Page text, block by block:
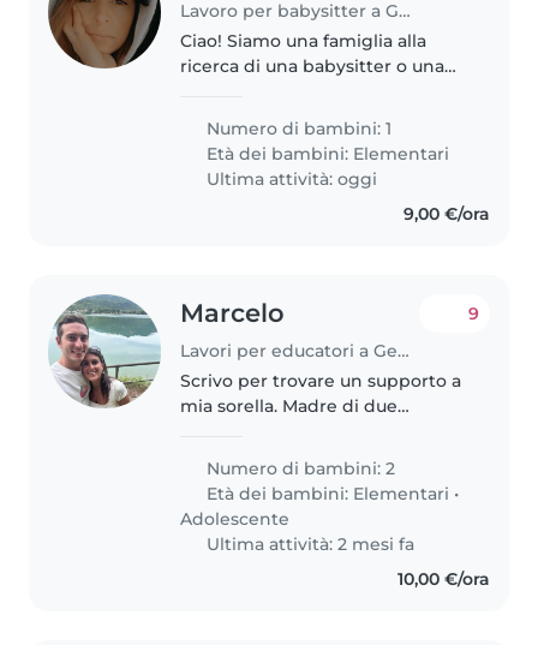
Lavoro per babysitter a Genova
Ciao! Siamo una famiglia alla
ricerca di una babysitter o una
bambino di 8 anni, che è
energico, amichevole e
affettuoso. Cerchiamo qualcuno
Numero di bambini: 1
Età dei bambini: Elementari
Ultima attività: oggi
9,00 €/ora
Marcelo
Lavori per educatori a Genova
9
Scrivo per trovare un supporto a
mia sorella. Madre di due
maschio di 14. Il maschio è stto
diagnosticato con adhd ed ha
gia un supporto psicologico,pero
purtroppo..
Numero di bambini: 2
Età dei bambini: Elementari •
Adolescente
Ultima attività: 2 mesi fa
10,00 €/ora